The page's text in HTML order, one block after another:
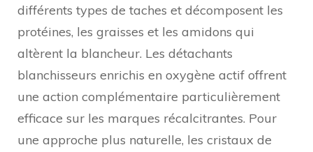
différents types de taches et décomposent les
protéines, les graisses et les amidons qui
altèrent la blancheur. Les détachants
blanchisseurs enrichis en oxygène actif offrent
une action complémentaire particulièrement
efficace sur les marques récalcitrantes. Pour
une approche plus naturelle, les cristaux de